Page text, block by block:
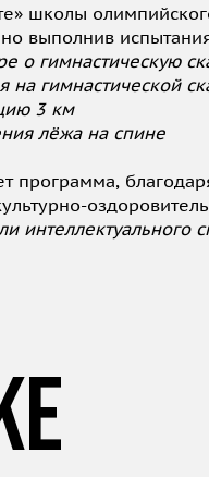
школы
выполнив
о гимнастическую
на гимнастической
3 км
лёжа на спине
программа,
интеллектуального